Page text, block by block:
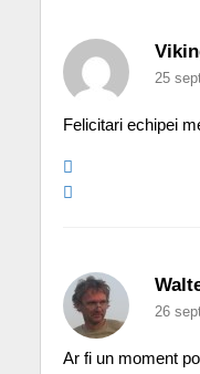
25
Felicitari echipei
26
Ar fi un moment